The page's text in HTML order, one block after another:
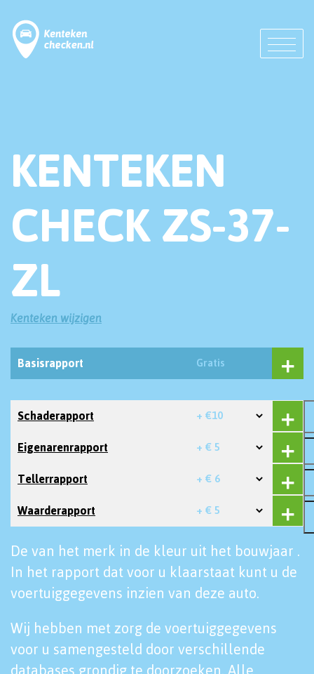
KENTEKEN
CHECK ZS-37-
ZL
Kenteken wijzigen
Basisrapport Gratis
Schaderapport + €10
Eigenarenrapport + € 5
Tellerrapport + € 6
Waarderapport + € 5
De van het merk in de kleur uit het bouwjaar .
In het rapport dat voor u klaarstaat kunt u de
voertuiggegevens inzien van deze auto.
Wij hebben met zorg de voertuiggegevens
voor u samengesteld door verschillende
databases grondig te doorzoeken. Alle